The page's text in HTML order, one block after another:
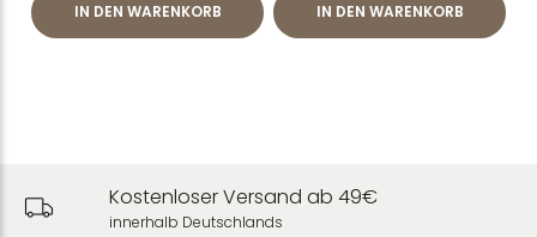
IN DEN WARENKORB IN DEN WARENKORB
Kostenloser Versand ab 49€
innerhalb Deutschlands